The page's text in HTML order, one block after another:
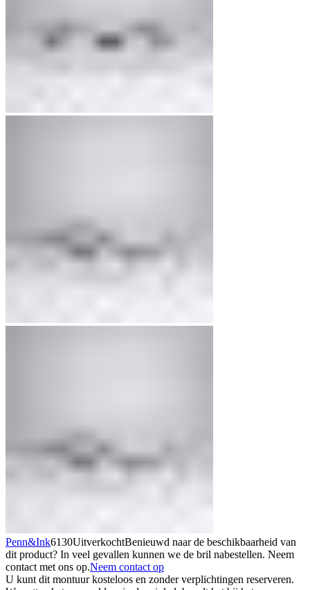
Penn&Ink6130UitverkochtBenieuwd naar de beschikbaarheid van
dit product? In veel gevallen kunnen we de bril nabestellen. Neem
contact met ons op.Neem contact op
U kunt dit montuur kosteloos en zonder verplichtingen reserveren.